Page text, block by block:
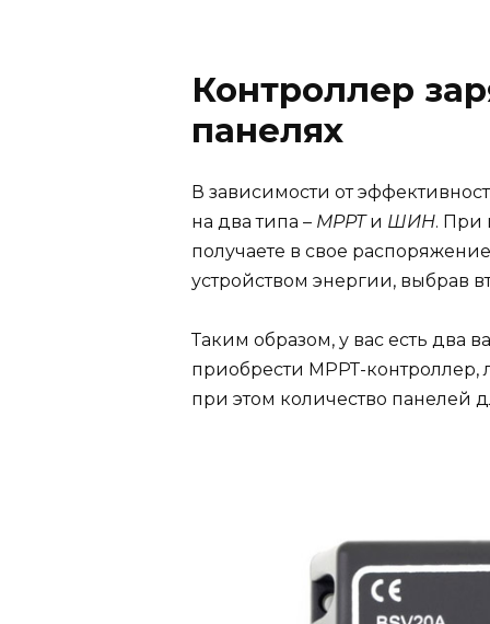
Контроллер
панелях
В зависимости от
на два типа – МРРТи ШИН. При
получаете в свое
устройством энергии, выбрав
Таким образом, у вас есть два
приобрести МРРТ-контроллер,
при этом количество панелей